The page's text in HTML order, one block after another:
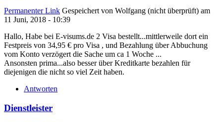
Permanenter Link Gespeichert von Wolfgang (nicht überprüft) am
11 Juni, 2018 - 10:39
Hallo, Habe bei E-visums.de 2 Visa bestellt...mittlerweile dort ein
Festpreis von 34,95 € pro Visa , und Bezahlung über Abbuchung
vom Konto verzögert die Sache um ca 1 Woche ...
Ansonsten prima...also besser über Kreditkarte bezahlen für
diejenigen die nicht so viel Zeit haben.
Antworten
Dienstleister